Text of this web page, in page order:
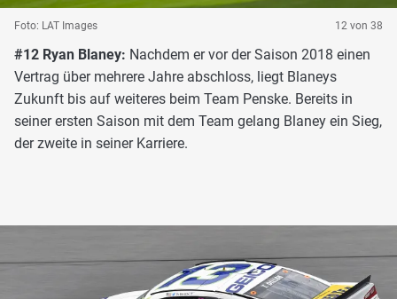
Foto: LAT Images 12 von 38
#12 Ryan Blaney: Nachdem er vor der Saison 2018 einen
Vertrag über mehrere Jahre abschloss, liegt Blaneys
Zukunft bis auf weiteres beim Team Penske. Bereits in
seiner ersten Saison mit dem Team gelang Blaney ein Sieg,
der zweite in seiner Karriere.